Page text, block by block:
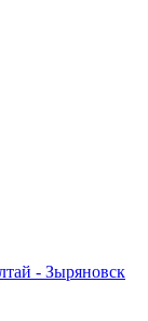
- Зыряновск